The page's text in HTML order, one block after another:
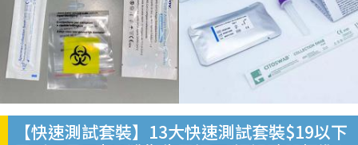
【快速測試套裝】13大快速測試套裝$19以下